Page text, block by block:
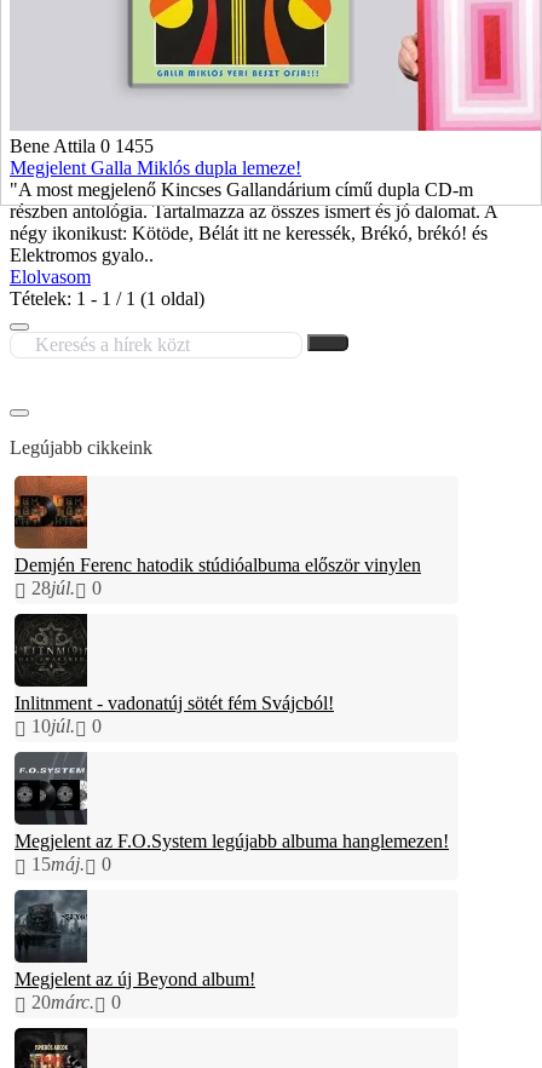
Bene Attila 0 1455
Megjelent Galla Miklós dupla lemeze!
"A most megjelenő Kincses Gallandárium című dupla CD-m
részben antológia. Tartalmazza az összes ismert és jó dalomat. A
négy ikonikust: Kötöde, Bélát itt ne keressék, Brékó, brékó! és
Elektromos gyalo..
Elolvasom
Tételek: 1 - 1 / 1 (1 oldal)
Legújabb cikkeink
Demjén Ferenc hatodik stúdióalbuma először vinylen
28júl. 0
Inlitnment - vadonatúj sötét fém Svájcból!
10júl. 0
Megjelent az F.O.System legújabb albuma hanglemezen!
15máj. 0
Megjelent az új Beyond album!
20márc. 0